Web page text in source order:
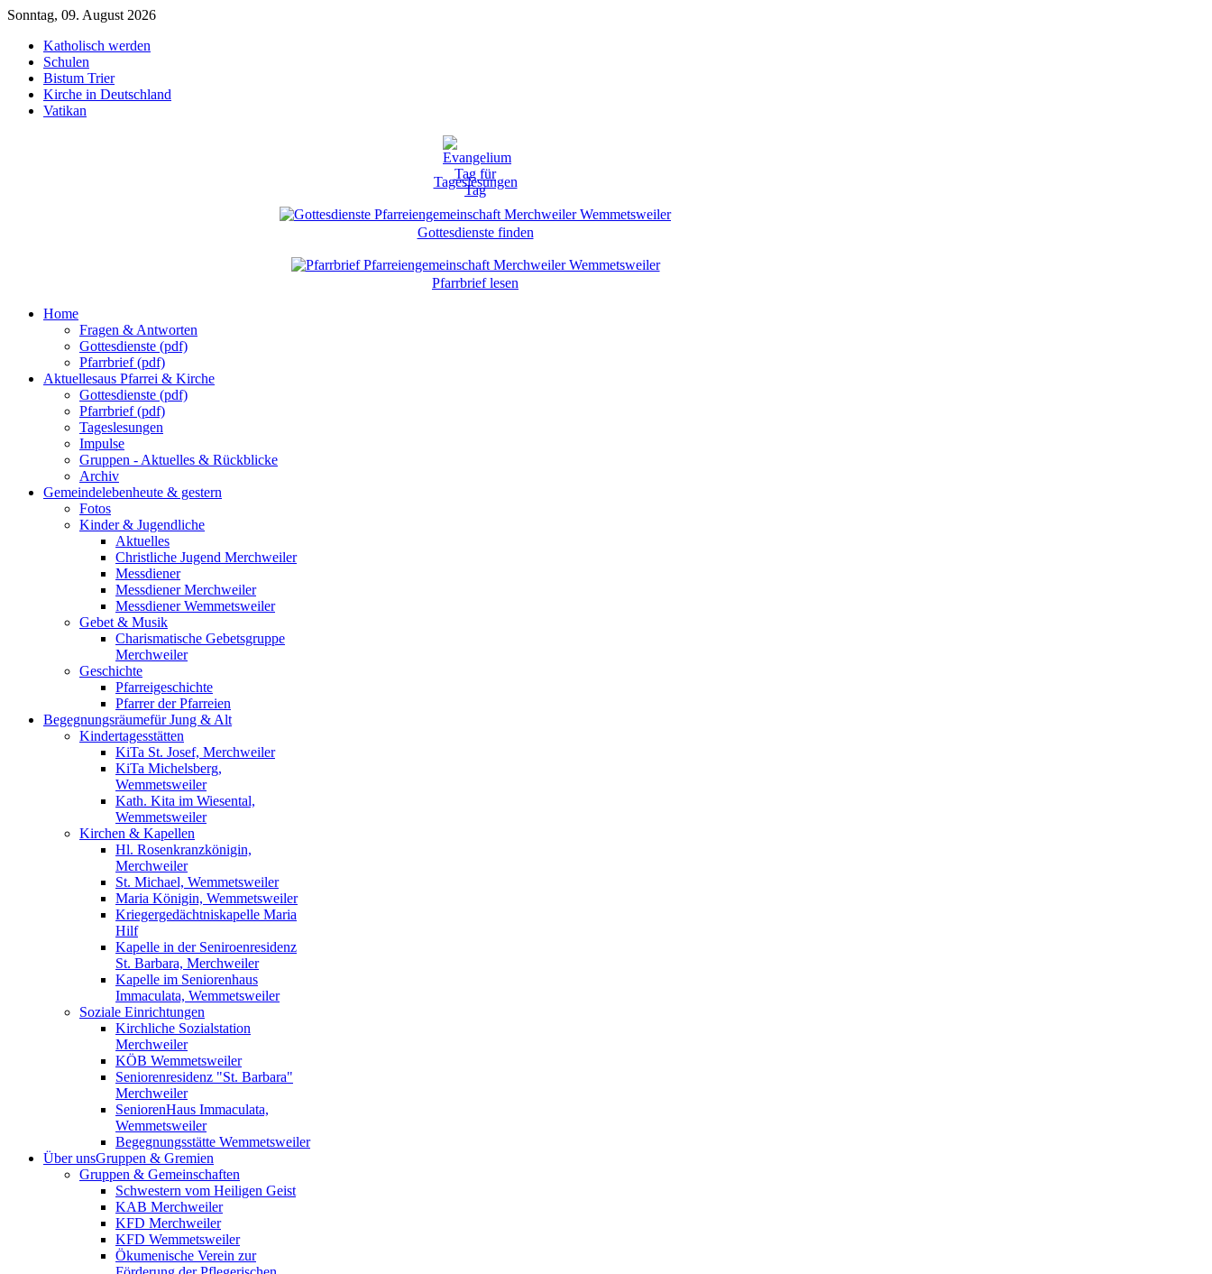
Sonntag, 09. August 2026
Katholisch werden
Schulen
Bistum Trier
Kirche in Deutschland
Vatikan
Tageslesungen
Gottesdienste finden
Pfarrbrief lesen
Home
Fragen & Antworten
Gottesdienste (pdf)
Pfarrbrief (pdf)
Aktuellesaus Pfarrei & Kirche
Gottesdienste (pdf)
Pfarrbrief (pdf)
Tageslesungen
Impulse
Gruppen - Aktuelles & Rückblicke
Archiv
Gemeindelebenheute & gestern
Fotos
Kinder & Jugendliche
Aktuelles
Christliche Jugend Merchweiler
Messdiener
Messdiener Merchweiler
Messdiener Wemmetsweiler
Gebet & Musik
Charismatische Gebetsgruppe
Merchweiler
Geschichte
Pfarreigeschichte
Pfarrer der Pfarreien
Begegnungsräumefür Jung & Alt
Kindertagesstätten
KiTa St. Josef, Merchweiler
KiTa Michelsberg,
Wemmetsweiler
Kath. Kita im Wiesental,
Wemmetsweiler
Kirchen & Kapellen
Hl. Rosenkranzkönigin,
Merchweiler
St. Michael, Wemmetsweiler
Maria Königin, Wemmetsweiler
Kriegergedächtniskapelle Maria
Hilf
Kapelle in der Seniroenresidenz
St. Barbara, Merchweiler
Kapelle im Seniorenhaus
Immaculata, Wemmetsweiler
Soziale Einrichtungen
Kirchliche Sozialstation
Merchweiler
KÖB Wemmetsweiler
Seniorenresidenz "St. Barbara"
Merchweiler
SeniorenHaus Immaculata,
Wemmetsweiler
Begegnungsstätte Wemmetsweiler
Über unsGruppen & Gremien
Gruppen & Gemeinschaften
Schwestern vom Heiligen Geist
KAB Merchweiler
KFD Merchweiler
KFD Wemmetsweiler
Ökumenische Verein zur